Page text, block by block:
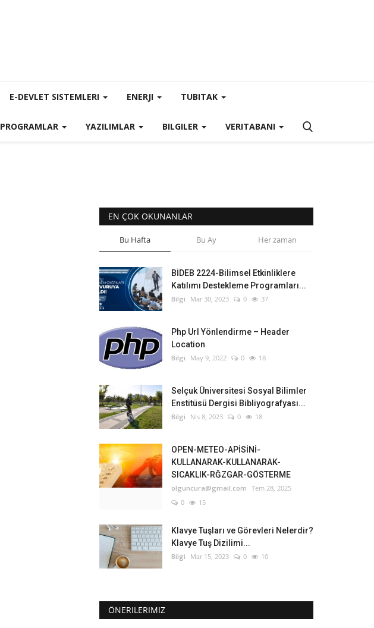
E-DEVLET SISTEMLERI ENERJI TUBITAK
PROGRAMLAR YAZILIMLAR BILGILER VERITABANI
EN ÇOK OKUNANLAR
Bu Hafta Bu Ay Her zaman
BİDEB 2224-Bilimsel Etkinliklere
Katılımı Destekleme Programları...
Bilgi Mar 30, 2023 0 37
Php Url Yönlendirme – Header
Location
Bilgi May 9, 2022 0 18
Selçuk Üniversitesi Sosyal Bilimler
Enstitüsü Dergisi Bibliyografyası...
Bilgi Nis 8, 2023 0 18
OPEN-METEO-APİSİNİ-
KULLANARAK-KULLANARAK-
SICAKLIK-RĞZGAR-GÖSTERME
olguncura@gmail.com Tem 28, 2025
0
15
Klavye Tuşları ve Görevleri Nelerdir?
Klavye Tuş Dizilimi...
Bilgi Mar 15, 2023 0 10
ÖNERILERIMIZ